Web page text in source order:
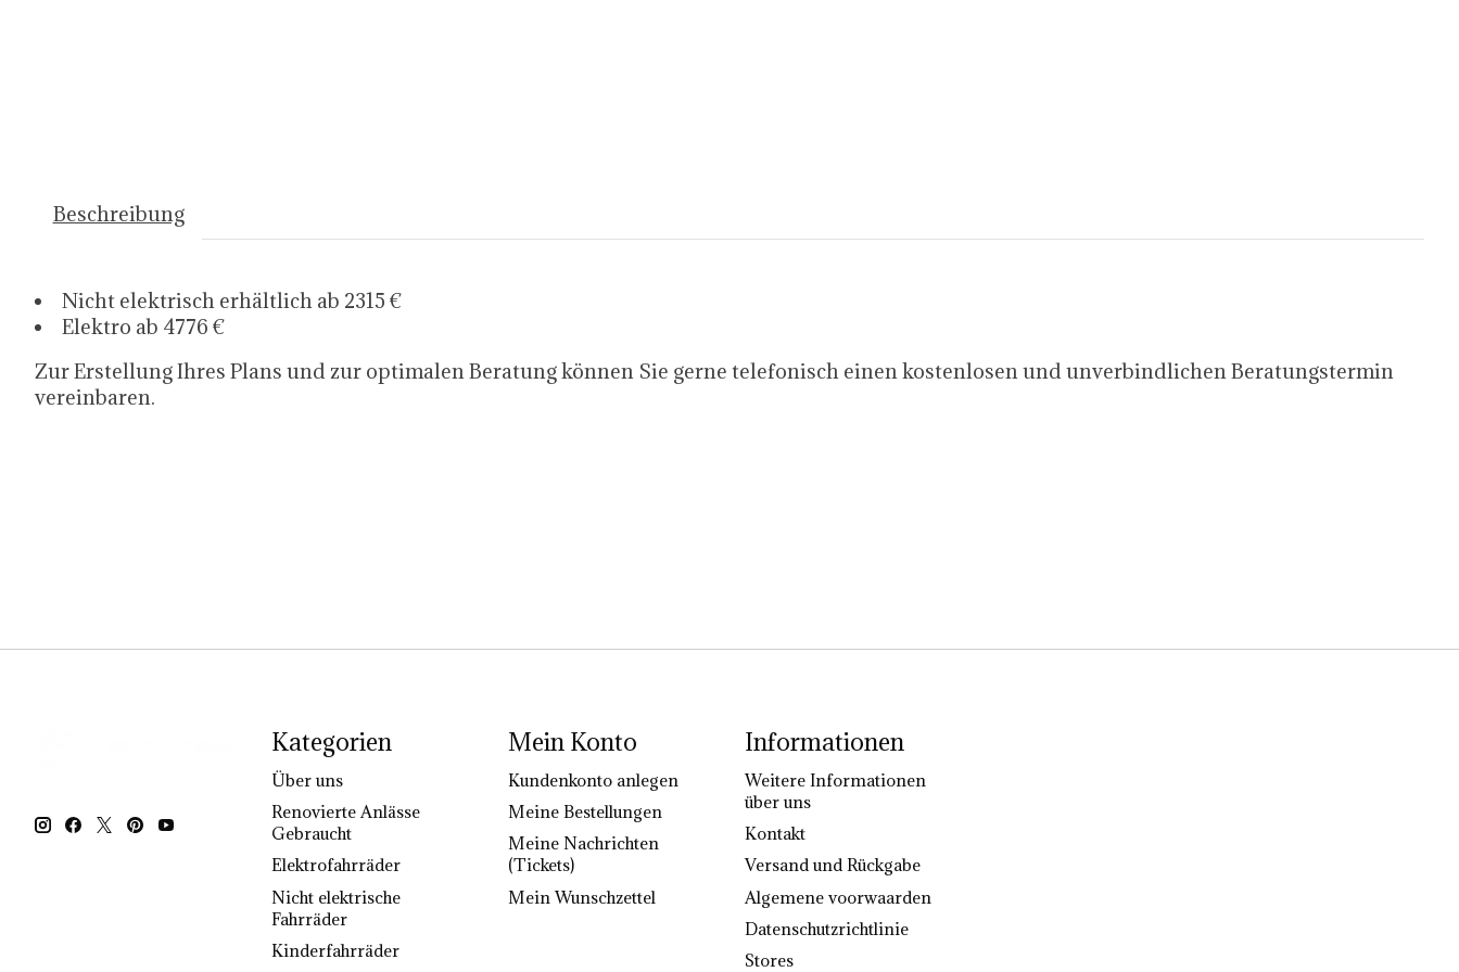
Beschreibung
Nicht elektrisch erhältlich ab 2315 €
Elektro ab 4776 €
Zur Erstellung Ihres Plans und zur optimalen Beratung können Sie gerne telefonisch einen kostenlosen und unverbindlichen Beratungstermin
vereinbaren.
Kategorien
Über uns
Renovierte Anlässe
Gebraucht
Elektrofahrräder
Nicht elektrische
Fahrräder
Kinderfahrräder
Mein Konto
Kundenkonto anlegen
Meine Bestellungen
Meine Nachrichten
(Tickets)
Mein Wunschzettel
Informationen
Weitere Informationen
über uns
Kontakt
Versand und Rückgabe
Algemene voorwaarden
Datenschutzrichtlinie
Stores